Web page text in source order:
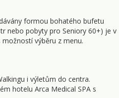
formou bohatého bufetu
nebo pobyty pro Seniory 60+) je v
výběru z menu.
i výletům do centra.
hotelu Arca Medical SPA s